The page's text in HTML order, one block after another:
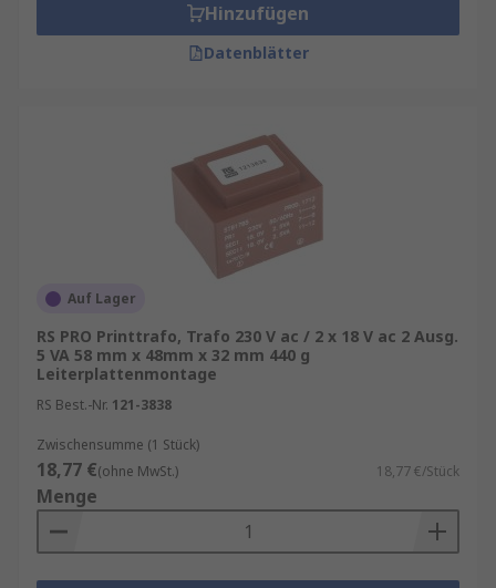
Hinzufügen
Datenblätter
Auf Lager
RS PRO Printtrafo, Trafo 230 V ac / 2 x 18 V ac 2 Ausg.
5 VA 58 mm x 48mm x 32 mm 440 g
Leiterplattenmontage
RS Best.-Nr. 121-3838
Zwischensumme (1 Stück)
18,77 €(ohne MwSt.) 18,77 €/Stück
Menge